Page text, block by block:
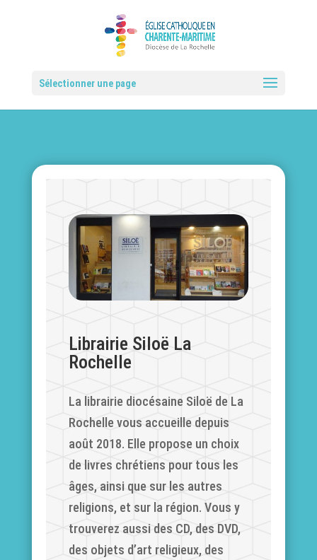
Sélectionner une page
Librairie Siloë La
Rochelle
La librairie diocésaine Siloë de La
Rochelle vous accueille depuis
août 2018. Elle propose un choix
de livres chrétiens pour tous les
âges, ainsi que sur les autres
religions, et sur la région. Vous y
trouverez aussi des CD, des DVD,
des objets d’art religieux, des